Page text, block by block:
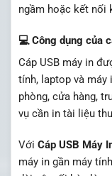
ngầm hoặc kết nối
💻 Công dụng của
Cáp USB máy in
tính, laptop và máy
phòng, cửa hàng,
vụ cần in tài liệu
Với Cáp USB Máy
máy in gần máy